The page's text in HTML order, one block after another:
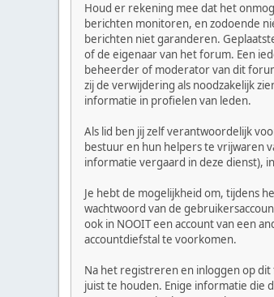
Houd er rekening mee dat het
berichten monitoren, en zodoende
berichten niet garanderen.
of de eigenaar van het forum. Een
beheerder of moderator van dit
zij de verwijdering als noodzakelijk
informatie in profielen van leden.
Als lid ben jij zelf verantwoordelijk
bestuur en hun helpers te vrijwaren
informatie vergaard in deze dienst),
Je hebt de mogelijkheid om, tijdens
wachtwoord van de
ook in NOOIT een account van een
accountdiefstal te voorkomen.
Na het registreren en inloggen op
juist te houden. Enige informatie die